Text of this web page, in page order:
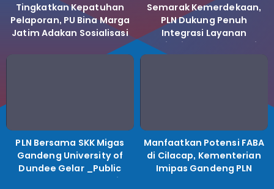
Tingkatkan Kepatuhan
Pelaporan, PU Bina Marga
Jatim Adakan Sosialisasi
Semarak Kemerdekaan,
PLN Dukung Penuh
Integrasi Layanan
Kelistrikan ke Koperasi
Desa Merah Putih.
PLN Bersama SKK Migas
Gandeng University of
Dundee Gelar _Public
Lecture_, Kolaborasi
Manfaatkan Potensi FABA
di Cilacap, Kementerian
Imipas Gandeng PLN